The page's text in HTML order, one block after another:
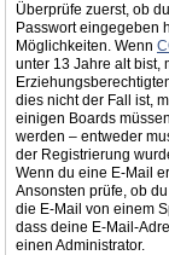
Überprüfe zuerst, ob
Passwort eingegeben
Möglichkeiten. Wenn
unter 13 Jahre alt bist,
dies nicht der Fall ist,
einigen Boards
werden – entweder
der Registrierung
Wenn du eine E-Mail
Ansonsten prüfe, ob
die E-Mail von einem
dass deine E-Mail-
einen Administrator.